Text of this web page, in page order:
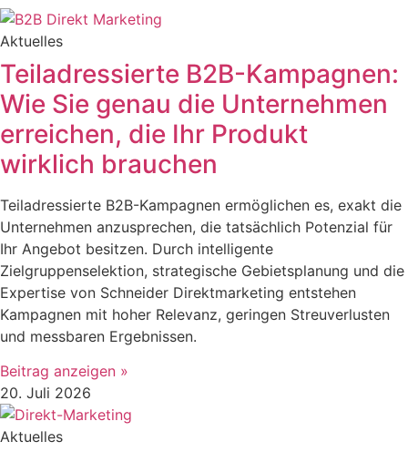
Aktuelles
Teiladressierte B2B-Kampagnen:
Wie Sie genau die Unternehmen
erreichen, die Ihr Produkt
wirklich brauchen
Teiladressierte B2B-Kampagnen ermöglichen es, exakt die
Unternehmen anzusprechen, die tatsächlich Potenzial für
Ihr Angebot besitzen. Durch intelligente
Zielgruppenselektion, strategische Gebietsplanung und die
Expertise von Schneider Direktmarketing entstehen
Kampagnen mit hoher Relevanz, geringen Streuverlusten
und messbaren Ergebnissen.
Beitrag anzeigen »
20. Juli 2026
Aktuelles